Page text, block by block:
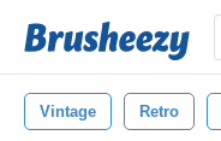
Vintage Retro